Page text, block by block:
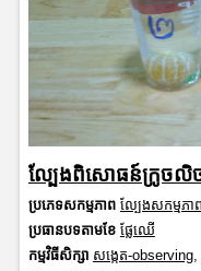
ល្បែងពិសោធន៍ក្រូចលិ
ប្រភេទសកម្មភាព ល្បែងសកម្មភាព
ប្រធានបទតាមខែ ផ្លែឈើ
កម្មវិធីសិក្សា សង្កេត-observing,